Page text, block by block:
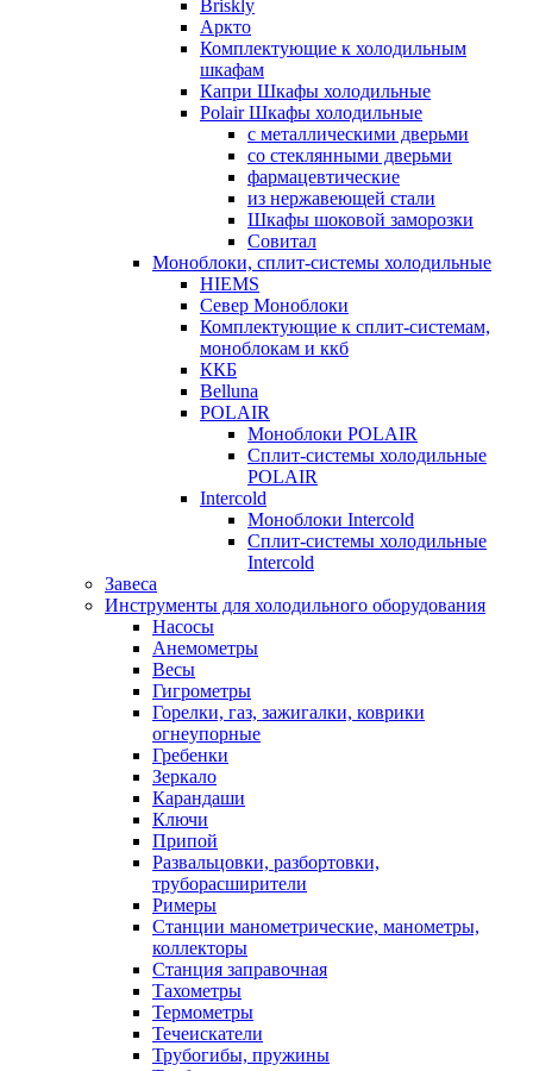
Briskly
Аркто
Комплектующие к холодильным
шкафам
Капри Шкафы холодильные
Polair Шкафы холодильные
с металлическими дверьми
со стеклянными дверьми
фармацевтические
из нержавеющей стали
Шкафы шоковой заморозки
Совитал
Моноблоки, сплит-системы холодильные
HIEMS
Север Моноблоки
Комплектующие к сплит-системам,
моноблокам и ккб
ККБ
Belluna
POLAIR
Моноблоки POLAIR
Сплит-системы холодильные
POLAIR
Intercold
Моноблоки Intercold
Сплит-системы холодильные
Intercold
Завеса
Инструменты для холодильного оборудования
Насосы
Анемометры
Весы
Гигрометры
Горелки, газ, зажигалки, коврики
огнеупорные
Гребенки
Зеркало
Карандаши
Ключи
Припой
Развальцовки, разбортовки,
труборасширители
Римеры
Станции манометрические, манометры,
коллекторы
Станция заправочная
Тахометры
Термометры
Течеискатели
Трубогибы, пружины